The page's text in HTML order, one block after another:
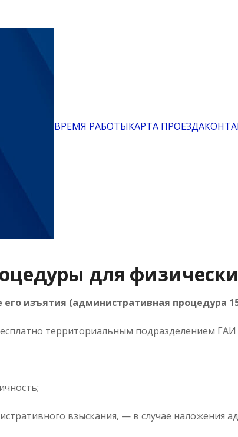
ВРЕМЯ РАБОТЫКАРТА ПРОЕЗДА
для
изъятия (административная процедура
территориальным подразделением
взыскания, — в случае наложения